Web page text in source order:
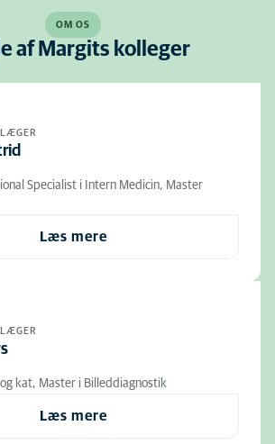
OM OS
af Margits kolleger
Specialist i Intern Medicin, Master
Læs mere
kat, Master i Billeddiagnostik
Læs mere